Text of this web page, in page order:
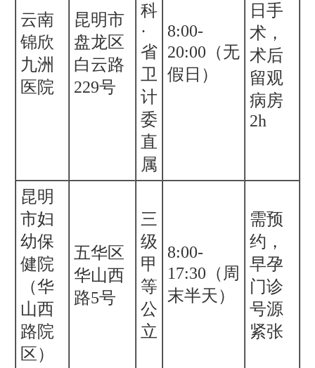
云南
锦欣
九洲
医院
昆明市
盘龙区
白云路
229号
科
·
省
卫
计
委
直
属
8:00-
20:00（无
假日）
日手
术，
术后
留观
病房
2h
昆明
市妇
幼保
健院
（华
山西
路院
区）
五华区
华山西
路5号
三
级
甲
等
公
立
8:00-
17:30（周
末半天）
需预
约，
早孕
门诊
号源
紧张